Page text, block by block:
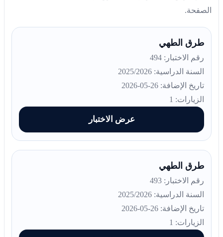
الصفحة.
طرق الطهي
رقم الاختبار: 494
السنة الدراسية: 2025/2026
تاريخ الإضافة: 26-05-2026
الزيارات: 1
عرض الاختبار
طرق الطهي
رقم الاختبار: 493
السنة الدراسية: 2025/2026
تاريخ الإضافة: 26-05-2026
الزيارات: 1